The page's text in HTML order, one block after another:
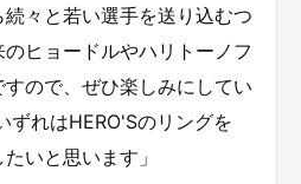
々と若い選手を送り込むつ
ヒョードルやハリトーノフ
ので、ぜひ楽しみにしてい
ずれはHERO'Sのリングを
いと思います」